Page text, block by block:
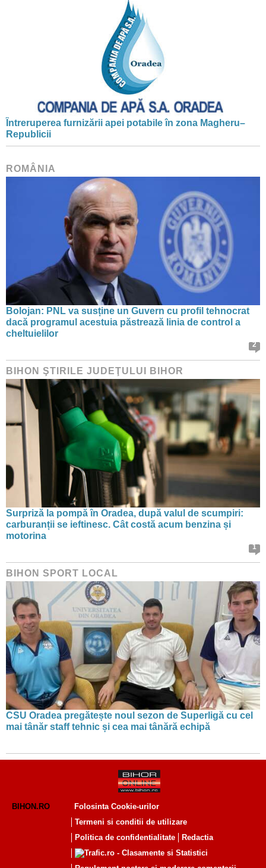
Întreruperea furnizării apei potabile în zona Magheru–
Republicii
ROMÂNIA
Bolojan: PNL va susține un Guvern cu profil tehnocrat
dacă programul acestuia păstrează linia de control a
cheltuielilor
2
BIHON ŞTIRILE JUDEŢULUI BIHOR
Surpriză la pompă în Oradea, după valul de scumpiri:
carburanții se ieftinesc. Cât costă acum benzina și
motorina
1
BIHON SPORT LOCAL
CSU Oradea pregătește noul sezon de Superligă cu cel
mai tânăr staff tehnic și cea mai tânără echipă
BIHON.RO
Folosinta Cookie-urilor
Termeni si conditii de utilizare
Politica de confidentialitate
Redactia